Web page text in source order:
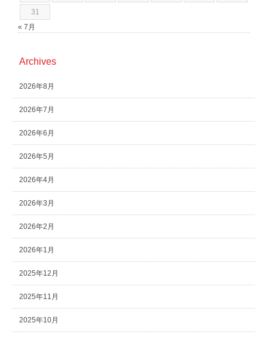
31
« 7月
Archives
2026年8月
2026年7月
2026年6月
2026年5月
2026年4月
2026年3月
2026年2月
2026年1月
2025年12月
2025年11月
2025年10月